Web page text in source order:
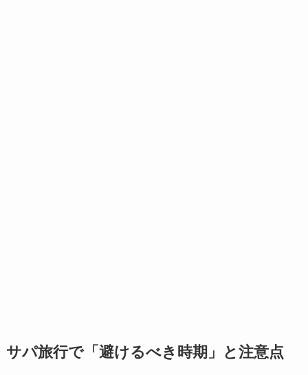
サパ旅行で「避けるべき時期」と注意点